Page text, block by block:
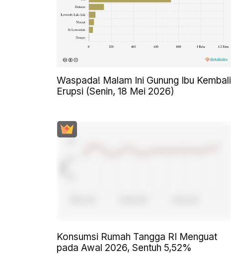
Waspada! Malam Ini Gunung Ibu Kembali
Erupsi (Senin, 18 Mei 2026)
Konsumsi Rumah Tangga RI Menguat
pada Awal 2026, Sentuh 5,52%